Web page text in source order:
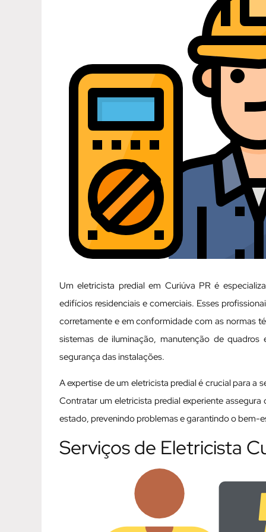
Um eletricista predial em Curiúva PR é
edifícios residenciais e comerciais. Esses
corretamente e em conformidade com as normas
sistemas de iluminação, manutenção de
segurança das instalações.
A expertise de um eletricista predial é crucial para
Contratar um eletricista predial experiente
estado, prevenindo problemas e garantindo o bem-
Serviços de Eletricista